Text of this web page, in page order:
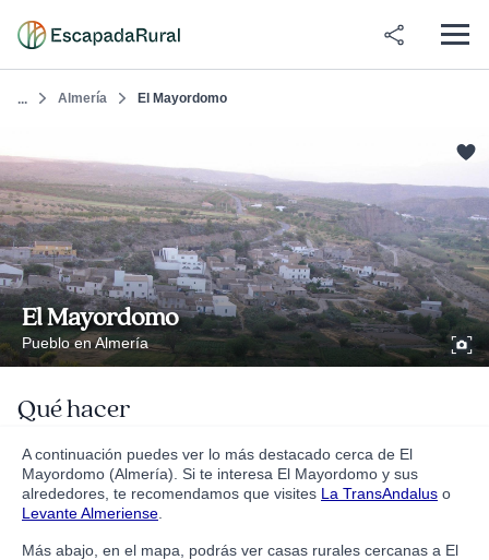
... Almería El Mayordomo
El Mayordomo
Pueblo en Almería
Qué hacer
A continuación puedes ver lo más destacado cerca de El
Mayordomo (Almería). Si te interesa El Mayordomo y sus
alrededores, te recomendamos que visites La TransAndalus o
Levante Almeriense
Más abajo, en el mapa, podrás ver casas rurales cercanas a El